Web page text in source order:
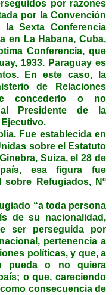
por razones
por la Convención
Sexta Conferencia
en La Habana, Cuba,
Conferencia, que
1933. Paraguay es
En este caso, la
de Relaciones
concederlo o no
al Presidente de la
Fue establecida en
sobre el Estatuto
Suiza, el 28 de
esa figura fue
sobre Refugiados, Nº
“a toda persona
de su nacionalidad,
ser perseguida por
pertenencia a
políticas, y que, a
pueda o no quiera
o que, careciendo
consecuencia de